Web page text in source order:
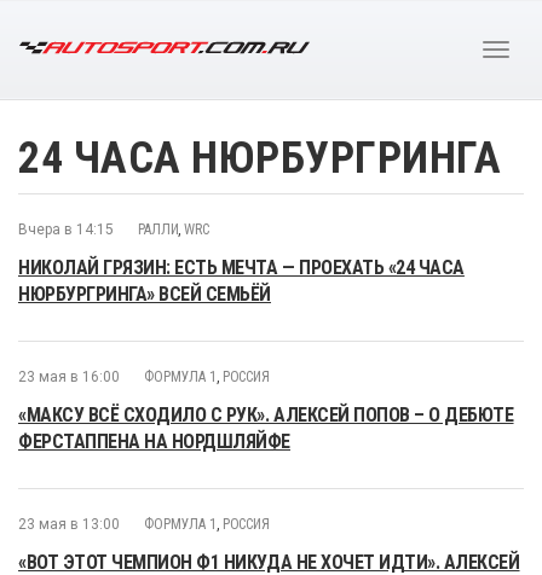
24 ЧАСА НЮРБУРГРИНГА
Вчера в 14:15 РАЛЛИ,WRC
НИКОЛАЙ ГРЯЗИН: ЕСТЬ МЕЧТА — ПРОЕХАТЬ «24 ЧАСА
НЮРБУРГРИНГА» ВСЕЙ СЕМЬЁЙ
23 мая в 16:00 ФОРМУЛА 1 , РОССИЯ
«МАКСУ ВСЁ СХОДИЛО С РУК». АЛЕКСЕЙ ПОПОВ – О ДЕБЮТЕ
ФЕРСТАППЕНА НА НОРДШЛЯЙФЕ
23 мая в 13:00 ФОРМУЛА 1 , РОССИЯ
«ВОТ ЭТОТ ЧЕМПИОН Ф1 НИКУДА НЕ ХОЧЕТ ИДТИ». АЛЕКСЕЙ